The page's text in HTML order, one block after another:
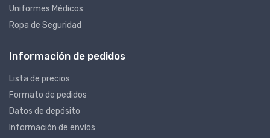
Uniformes Médicos
Ropa de Seguridad
Información de pedidos
Lista de precios
Formato de pedidos
Datos de depósito
Información de envíos